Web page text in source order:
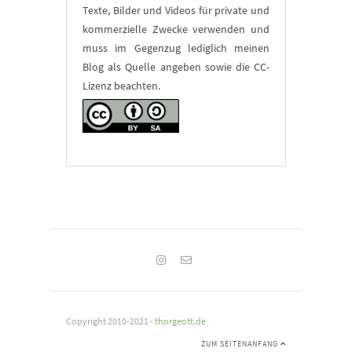
Texte, Bilder und Videos für private und
kommerzielle Zwecke verwenden und
muss im Gegenzug lediglich meinen
Blog als Quelle angeben sowie die CC-
Lizenz beachten.
Copyright 2010-2021 - thorgeott.de
ZUM SEITENANFANG